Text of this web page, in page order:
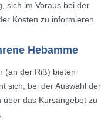
sich im Voraus bei der
Kosten zu informieren.
Hebamme
(an der Riß) bieten
sich, bei der Auswahl der
das Kursangebot zu